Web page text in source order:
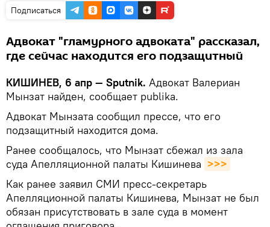
Подписаться
Адвокат "гламурного адвоката" рассказал,
где сейчас находится его подзащитный
КИШИНЕВ, 6 апр — Sputnik. Адвокат Валериан
Мынзат найден, сообщает publika.
Адвокат Мынзата сообщил прессе, что его
подзащитный находится дома.
Ранее сообщалось, что Мынзат сбежал из зала
суда Апелляционной палаты Кишинева >>>
Как ранее заявил СМИ пресс-секретарь
Апелляционной палаты Кишинева, Мынзат не был
обязан присутствовать в зале суда в момент